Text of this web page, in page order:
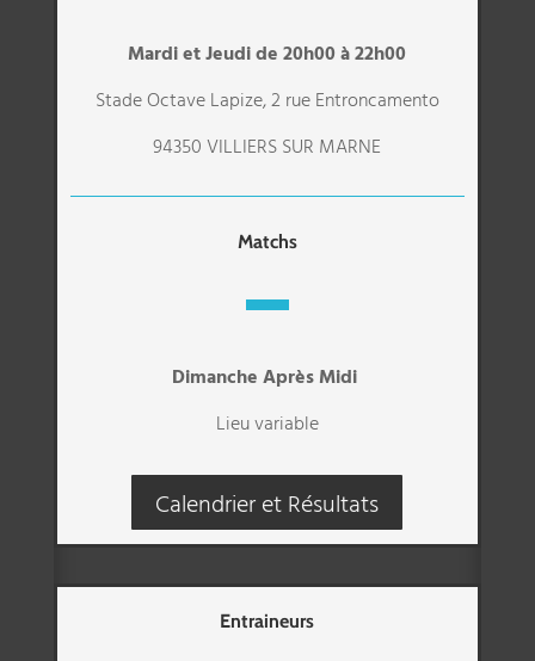
Mardi et Jeudi de 20h00 à 22h00
Stade Octave Lapize, 2 rue Entroncamento
94350 VILLIERS SUR MARNE
Matchs
Dimanche Après Midi
Lieu variable
Calendrier et Résultats
Entraineurs